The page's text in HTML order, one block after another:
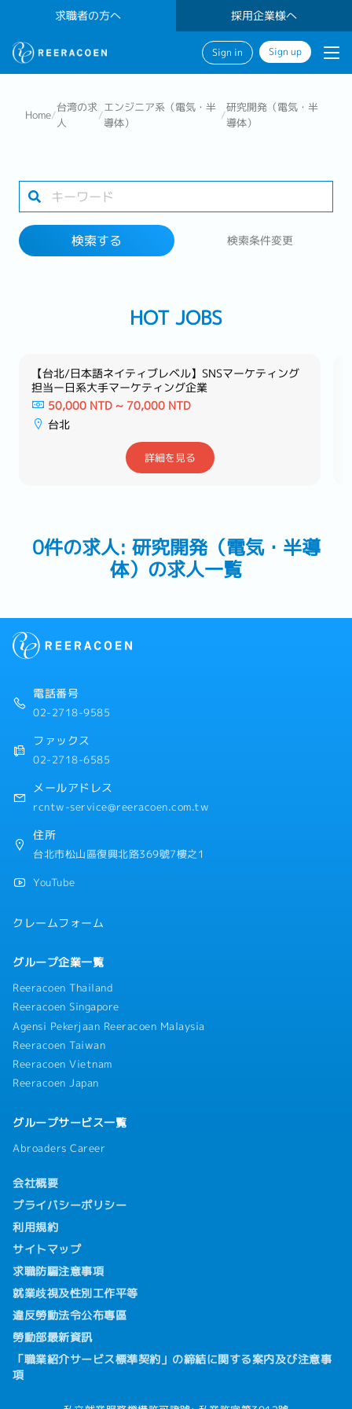
求職者の方へ 採用企業様へ
Sign in Sign up
勤務地
Home/
台湾の求
人
/
エンジニア系（電気・半
導体）
/
研究開発（電気・半
導体）
検索する 検索条件変更
HOT JOBS
【台北/日本語ネイティブレベル】SNSマーケティング
担当ー日系大手マーケティング企業
50,000 NTD ~ 70,000 NTD
台北
詳細を見る
0件の求人: 研究開発（電気・半導
体）の求人一覧
電話番号
02-2718-9585
ファックス
02-2718-6585
メールアドレス
rcntw-service@reeracoen.com.tw
住所
台北市松山區復興北路369號7樓之1
YouTube
クレームフォーム
グループ企業一覧
Reeracoen Thailand
Reeracoen Singapore
Agensi Pekerjaan Reeracoen Malaysia
Reeracoen Taiwan
Reeracoen Vietnam
Reeracoen Japan
グループサービス一覧
Abroaders Career
会社概要
プライバシーポリシー
利用規約
サイトマップ
求職防騙注意事項
就業歧視及性別工作平等
違反勞動法令公布專區
勞動部最新資訊
「職業紹介サービス標準契約」の締結に関する案内及び注意事
項